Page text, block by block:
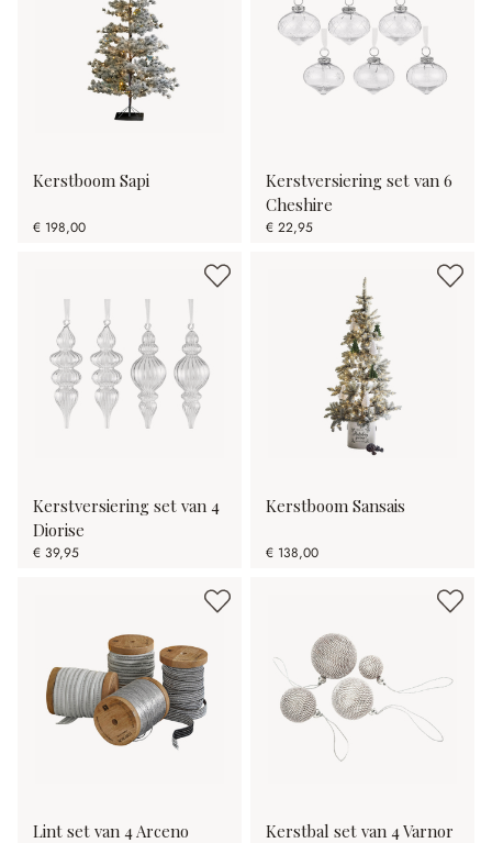
Kerstboom Sapi
€ 198,00
Kerstversiering set van 6
Cheshire
€ 22,95
Kerstversiering set van 4
Diorise
€ 39,95
Kerstboom Sansais
€ 138,00
Lint set van 4 Arceno Kerstbal set van 4 Varnor